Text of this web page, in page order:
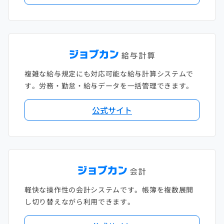
複雑な給与規定にも対応可能な給与計算システムで
す。労務・勤怠・給与データを一括管理できます。
公式サイト
軽快な操作性の会計システムです。帳簿を複数展開
し切り替えながら利用できます。